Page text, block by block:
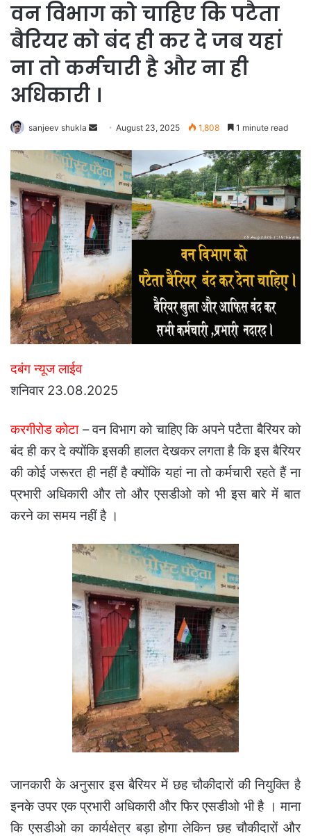
वन विभाग को चाहिए कि पटैता
बैरियर को बंद ही कर दे जब यहां
ना तो कर्मचारी है और ना ही
अधिकारी ।
sanjeev shukla
Send
email
August 23, 2025 1,808 1 minute read
दबंग न्यूज लाईव
शनिवार 23.08.2025
करगीरोड कोटा– वन विभाग को चाहिए कि अपने पटैता बैरियर को
बंद ही कर दे क्योंकि इसकी हालत देखकर लगता है कि इस बैरियर
की कोई जरूरत ही नहीं है क्योंकि यहां ना तो कर्मचारी रहते हैं ना
प्रभारी अधिकारी और तो और एसडीओ को भी इस बारे में बात
करने का समय नहीं है ।
जानकारी के अनुसार इस बैरियर में छह चौकीदारों की नियुक्ति है
इनके उपर एक प्रभारी अधिकारी और फिर एसडीओ भी है । माना
कि एसडीओ का कार्यक्षेत्र बड़ा होगा लेकिन छह चौकीदारों और